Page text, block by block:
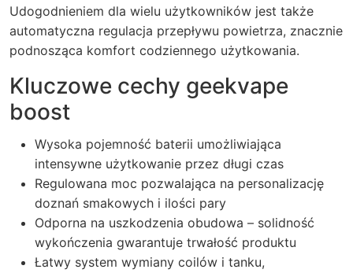
Udogodnieniem dla wielu użytkowników jest także
automatyczna regulacja przepływu powietrza, znacznie
podnosząca komfort codziennego użytkowania.
Kluczowe cechy geekvape
boost
Wysoka pojemność baterii umożliwiająca
intensywne użytkowanie przez długi czas
Regulowana moc pozwalająca na personalizację
doznań smakowych i ilości pary
Odporna na uszkodzenia obudowa – solidność
wykończenia gwarantuje trwałość produktu
Łatwy system wymiany coilów i tanku,